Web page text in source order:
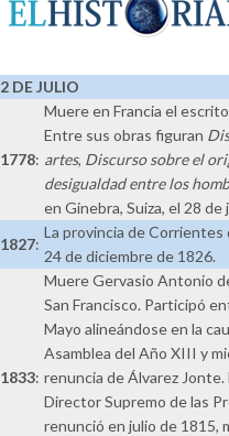
2 DE JULIO
1778:
Muere en Francia el
Entre sus obras figuran
artes, Discurso sobre el
desigualdad entre los
en Ginebra, Suiza, el 28 de
1827:
La provincia de
24 de diciembre de 1826.
1833:
Muere Gervasio Antonio
San Francisco. Participó
Mayo alineándose en la
Asamblea del Año XIII y
renuncia de Álvarez
Director Supremo de las
renunció en julio de 1815,